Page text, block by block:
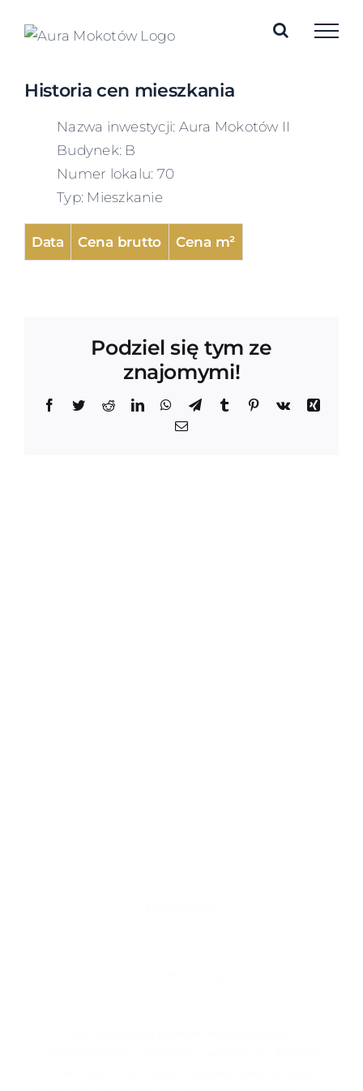
Historia cen mieszkania
Nazwa inwestycji: Aura Mokotów II
Budynek: B
Numer lokalu: 70
Typ: Mieszkanie
Data Cena brutto Cena m²
Podziel się tym ze
znajomymi!
Facebook
TwitterRedditLinkedInWhatsApp
TelegramTumblr Pinterest
Vk
Xing
Email